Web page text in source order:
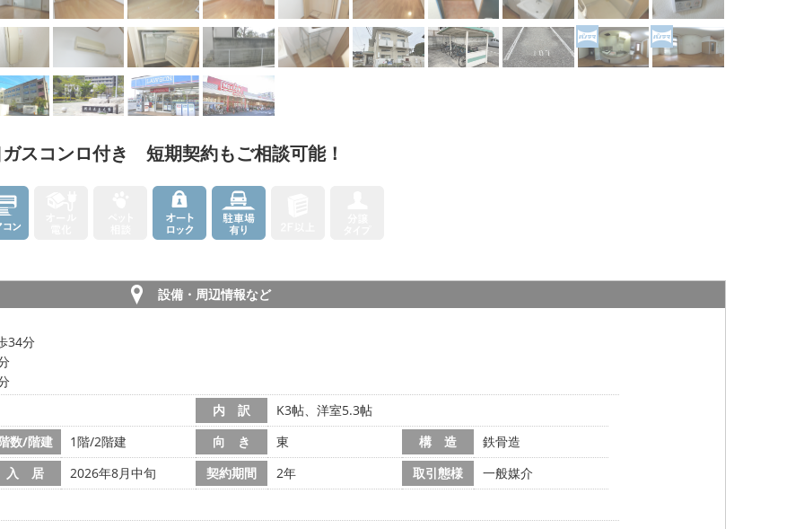
スコンロ付き 短期契約もご相談可能！
設備・周辺情報など
34分
内 訳
K3帖、洋室5.3帖
数/階建
1階/2階建 向 き 東 構 造
鉄骨造
入 居
2026年8月中旬 契約期間 2年 取引態様 一般媒介